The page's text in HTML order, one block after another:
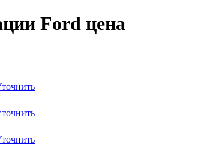
Ford цена